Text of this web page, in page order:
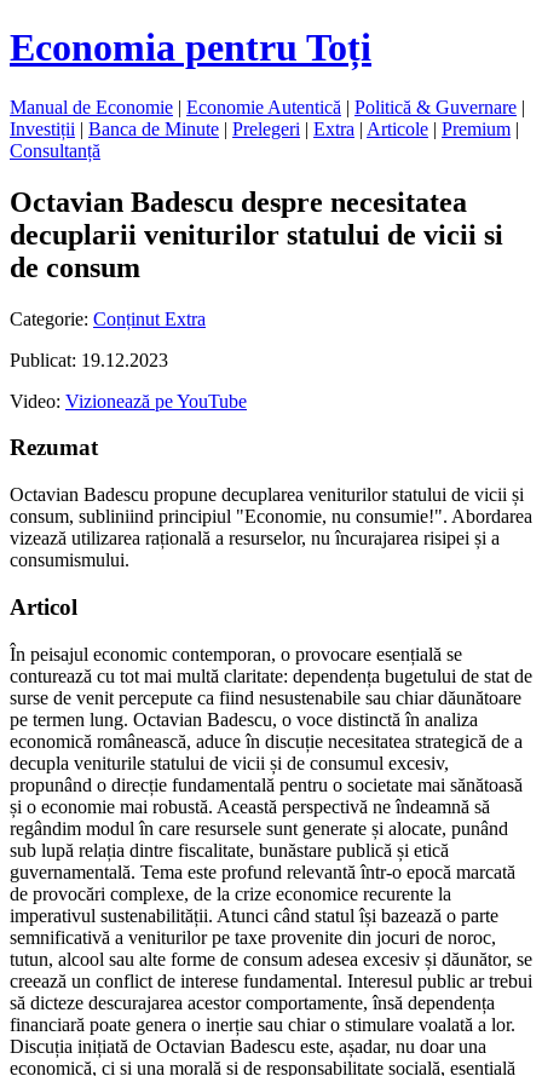
Economia pentru Toți
Manual de Economie | Economie Autentică | Politică & Guvernare |
Investiții | Banca de Minute | Prelegeri | Extra | Articole | Premium |
Consultanță
Octavian Badescu despre necesitatea
decuplarii veniturilor statului de vicii si
de consum
Categorie: Conținut Extra
Publicat: 19.12.2023
Video: Vizionează pe YouTube
Rezumat
Octavian Badescu propune decuplarea veniturilor statului de vicii și
consum, subliniind principiul "Economie, nu consumie!". Abordarea
vizează utilizarea rațională a resurselor, nu încurajarea risipei și a
consumismului.
Articol
În peisajul economic contemporan, o provocare esențială se
conturează cu tot mai multă claritate: dependența bugetului de stat de
surse de venit percepute ca fiind nesustenabile sau chiar dăunătoare
pe termen lung. Octavian Badescu, o voce distinctă în analiza
economică românească, aduce în discuție necesitatea strategică de a
decupla veniturile statului de vicii și de consumul excesiv,
propunând o direcție fundamentală pentru o societate mai sănătoasă
și o economie mai robustă. Această perspectivă ne îndeamnă să
regândim modul în care resursele sunt generate și alocate, punând
sub lupă relația dintre fiscalitate, bunăstare publică și etică
guvernamentală. Tema este profund relevantă într-o epocă marcată
de provocări complexe, de la crize economice recurente la
imperativul sustenabilității. Atunci când statul își bazează o parte
semnificativă a veniturilor pe taxe provenite din jocuri de noroc,
tutun, alcool sau alte forme de consum adesea excesiv și dăunător, se
creează un conflict de interese fundamental. Interesul public ar trebui
să dicteze descurajarea acestor comportamente, însă dependența
financiară poate genera o inerție sau chiar o stimulare voalată a lor.
Discuția inițiată de Octavian Badescu este, așadar, nu doar una
economică, ci și una morală și de responsabilitate socială, esențială